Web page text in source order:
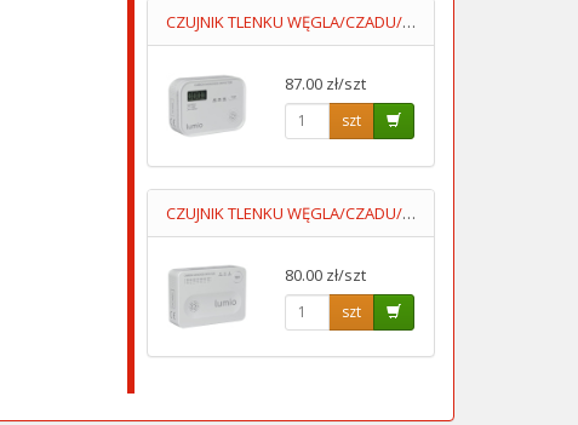
CZUJNIK TLENKU WĘGLA/CZADU/ DCA002 WYŚWIETLACZ 3XAA LUMIO
87.00 zł/szt
szt
CZUJNIK TLENKU WĘGLA/CZADU/ DCA001 AUTONOMICZNY 3XAA LUMIO
80.00 zł/szt
szt